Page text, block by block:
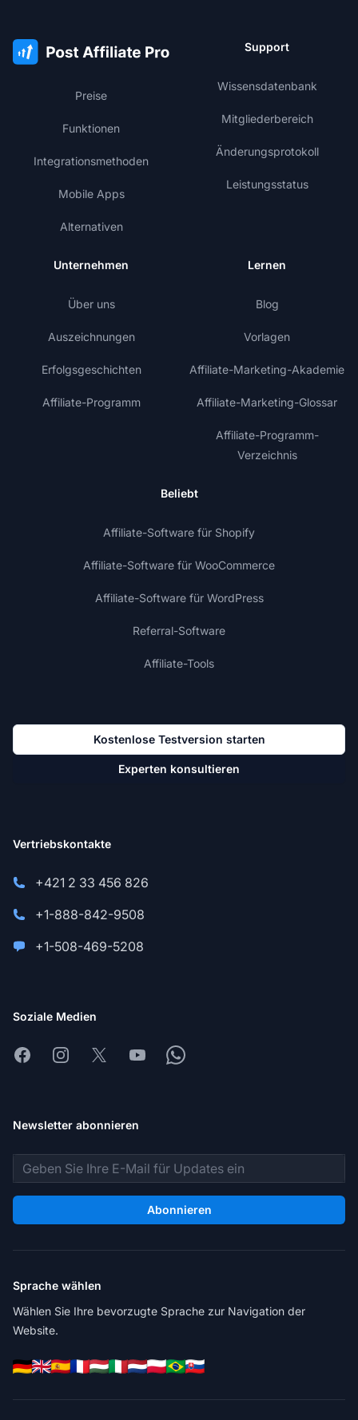
Preise
Funktionen
Integrationsmethoden
Mobile Apps
Alternativen
Support
Wissensdatenbank
Mitgliederbereich
Änderungsprotokoll
Leistungsstatus
Unternehmen
Über uns
Auszeichnungen
Erfolgsgeschichten
Affiliate-Programm
Lernen
Blog
Vorlagen
Affiliate-Marketing-Akademie
Affiliate-Marketing-Glossar
Affiliate-Programm-
Verzeichnis
Beliebt
Affiliate-Software für Shopify
Affiliate-Software für WooCommerce
Affiliate-Software für WordPress
Referral-Software
Affiliate-Tools
Kostenlose Testversion starten
Experten konsultieren
Vertriebskontakte
+421 2 33 456 826
+1-888-842-9508
+1-508-469-5208
Soziale Medien
FacebookInstagram
X YoutubeWhatsapp
Newsletter abonnieren
E-Mail-Adresse
Abonnieren
Sprache wählen
Wählen Sie Ihre bevorzugte Sprache zur Navigation der
Website.